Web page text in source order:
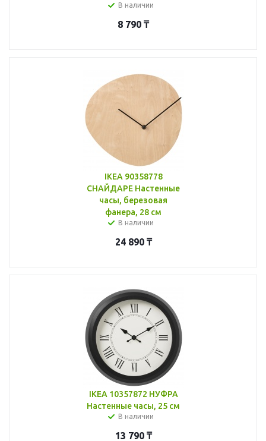
В наличии
8 790 ₸
IKEA 90358778
СНАЙДАРЕ Настенные
часы, березовая
фанера, 28 см
В наличии
24 890₸
IKEA 10357872 НУФРА
Настенные часы, 25 см
В наличии
13 790₸